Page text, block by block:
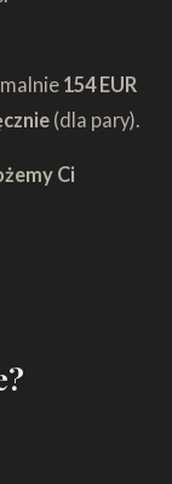
154 EUR
(dla pary).
Ci